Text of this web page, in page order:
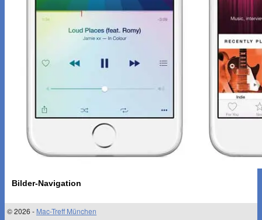
Bilder-Navigation
© 2026 - Mac-Treff München